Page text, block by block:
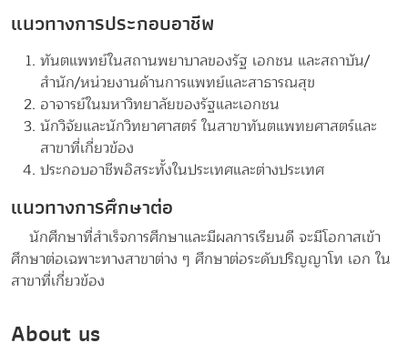
แนวทางการประกอบอาชีพ
ทันตแพทย์ในสถานพยาบาลของรัฐ เอกชน และสถาบัน/
สำนัก/หน่วยงานด้านการแพทย์และสาธารณสุข
อาจารย์ในมหาวิทยาลัยของรัฐและเอกชน
นักวิจัยและนักวิทยาศาสตร์ ในสาขาทันตแพทยศาสตร์และ
สาขาที่เกี่ยวข้อง
ประกอบอาชีพอิสระทั้งในประเทศและต่างประเทศ
แนวทางการศึกษาต่อ
นักศึกษาที่สำเร็จการศึกษาและมีผลการเรียนดี จะมีโอกาสเข้า
ศึกษาต่อเฉพาะทางสาขาต่าง ๆ ศึกษาต่อระดับปริญญาโท เอก ใน
สาขาที่เกี่ยวข้อง
About us